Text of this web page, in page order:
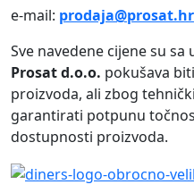
e-mail: prodaja@prosat.hr
Sve navedene cijene su
Prosat d.o.o. pokušava
proizvoda, ali zbog
garantirati potpunu
dostupnosti proizvoda.